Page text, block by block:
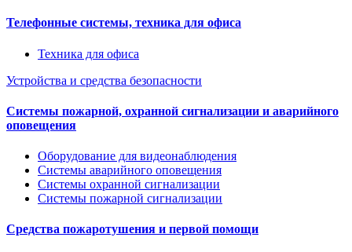
Телефонные системы, техника для офиса
Техника для офиса
Устройства и средства безопасности
Системы пожарной, охранной сигнализации и аварийного
оповещения
Оборудование для видеонаблюдения
Системы аварийного оповещения
Системы охранной сигнализации
Системы пожарной сигнализации
Средства пожаротушения и первой помощи